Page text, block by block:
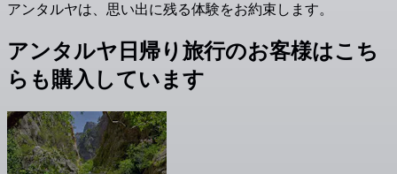
アンタルヤは、思い出に残る体験をお約束します。
アンタルヤ日帰り旅行のお客様はこち
らも購入しています